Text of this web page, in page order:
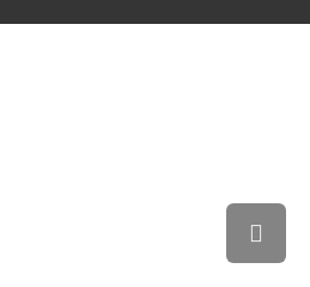
גלילה
לראש